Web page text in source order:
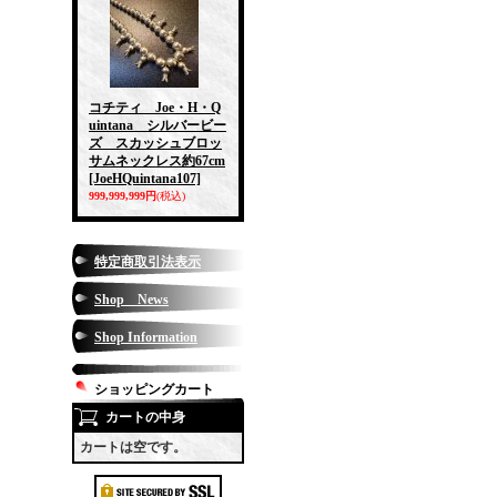
コチティ Joe・H・Q
uintana シルバービー
ズ スカッシュブロッ
サムネックレス約67cm
[JoeHQuintana107]
999,999,999円(税込)
特定商取引法表示
Shop News
Shop Information
ショッピングカート
カートの中身
カートは空です。